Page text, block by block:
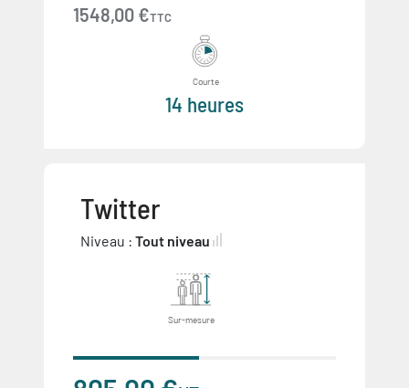
1548,00 €TTC
Courte
14 heures
Twitter
Niveau : Tout niveau
Sur-mesure